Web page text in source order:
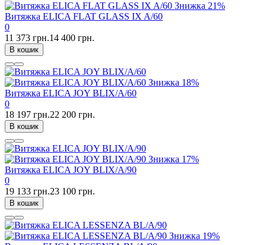
Знижка 21%
Витяжка ELICA FLAT GLASS IX A/60
0
11 373 грн.14 400 грн.
В кошик
Знижка 18%
Витяжка ELICA JOY BLIX/A/60
0
18 197 грн.22 200 грн.
В кошик
Знижка 17%
Витяжка ELICA JOY BLIX/A/90
0
19 133 грн.23 100 грн.
В кошик
Знижка 19%